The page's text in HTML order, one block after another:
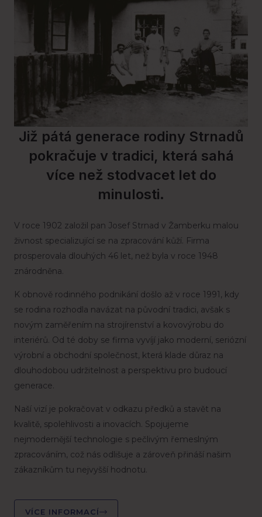
Již pátá generace rodiny Strnadů
pokračuje v tradici, která sahá
více než stodvacet let do
minulosti.
V roce 1902 založil pan Josef Strnad v Žamberku malou
živnost specializující se na zpracování kůží. Firma
prosperovala dlouhých 46 let, než byla v roce 1948
znárodněna.
K obnově rodinného podnikání došlo až v roce 1991, kdy
se rodina rozhodla navázat na původní tradici, avšak s
novým zaměřením na strojírenství a kovovýrobu do
interiérů. Od té doby se firma vyvíjí jako moderní, seriózní
výrobní a obchodní společnost, která klade důraz na
dlouhodobou udržitelnost a perspektivu pro budoucí
generace.
Naší vizí je pokračovat v odkazu předků a stavět na
kvalitě, spolehlivosti a inovacích. Spojujeme
nejmodernější technologie s pečlivým řemeslným
zpracováním, což nás odlišuje a zároveň přináší našim
zákazníkům tu nejvyšší hodnotu.
VÍCE INFORMACÍ